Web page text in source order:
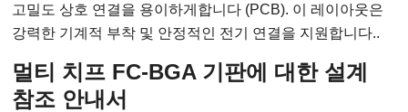
고밀도 상호 연결을 용이하게합니다 (PCB). 이 레이아웃은
강력한 기계적 부착 및 안정적인 전기 연결을 지원합니다..
멀티 치프 FC-BGA 기판에 대한 설계
참조 안내서